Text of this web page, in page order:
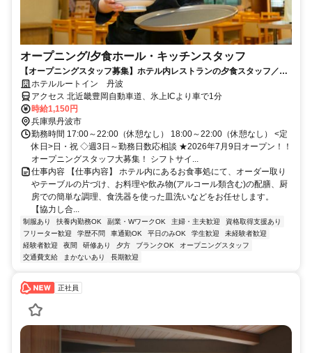
オープニング/夕食ホール・キッチンスタッフ
【オープニングスタッフ募集】ホテル内レストランの夕食スタッフ／飲
食未経験歓迎！学生・主婦活躍中
ホテルルートイン 丹波
アクセス 北近畿豊岡自動車道、氷上ICより車で1分
時給1,150円
兵庫県丹波市
勤務時間 17:00～22:00（休憩なし） 18:00～22:00（休憩なし） <定
休日>日・祝 ◇週3日～勤務日数応相談 ★2026年7月9日オープン！！
オープニングスタッフ大募集！ シフトサイ...
仕事内容 【仕事内容】 ホテル内にあるお食事処にて、オーダー取り
やテーブルの片づけ、お料理や飲み物(アルコール類含む)の配膳、厨
房での簡単な調理、食洗器を使った皿洗いなどをお任せします。
【協力し合...
制服あり 扶養内勤務OK 副業・WワークOK 主婦・主夫歓迎
資格取得支援あり
フリーター歓迎
学歴不問 車通勤OK 平日のみOK 学生歓迎
未経験者歓迎
経験者歓迎
夜間 研修あり 夕方 ブランクOK
オープニングスタッフ
交通費支給
まかないあり 長期歓迎
正社員